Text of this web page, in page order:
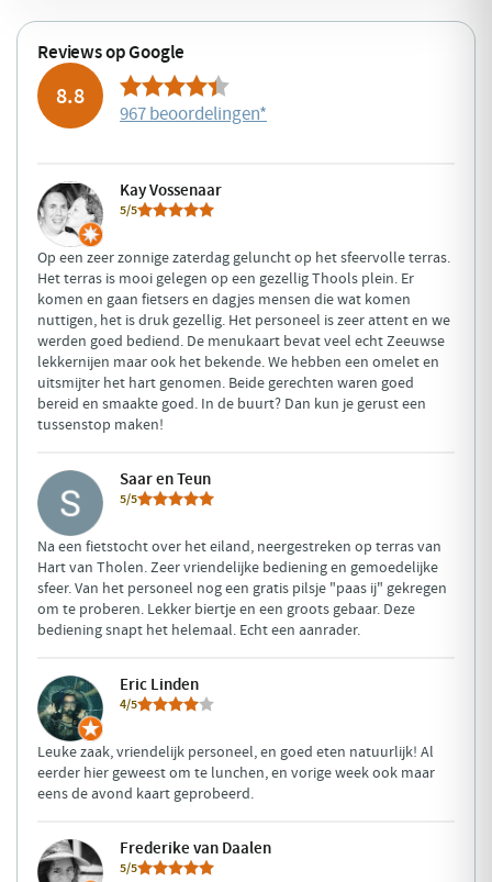
Reviews op Google
8.8
967 beoordelingen*
Kay Vossenaar
5/5
Op een zeer zonnige zaterdag geluncht op het sfeervolle terras.
Het terras is mooi gelegen op een gezellig Thools plein. Er
komen en gaan fietsers en dagjes mensen die wat komen
nuttigen, het is druk gezellig. Het personeel is zeer attent en we
werden goed bediend. De menukaart bevat veel echt Zeeuwse
lekkernijen maar ook het bekende. We hebben een omelet en
uitsmijter het hart genomen. Beide gerechten waren goed
bereid en smaakte goed. In de buurt? Dan kun je gerust een
tussenstop maken!
Saar en Teun
5/5
Na een fietstocht over het eiland, neergestreken op terras van
Hart van Tholen. Zeer vriendelijke bediening en gemoedelijke
sfeer. Van het personeel nog een gratis pilsje "paas ij" gekregen
om te proberen. Lekker biertje en een groots gebaar. Deze
bediening snapt het helemaal. Echt een aanrader.
Eric Linden
4/5
Leuke zaak, vriendelijk personeel, en goed eten natuurlijk! Al
eerder hier geweest om te lunchen, en vorige week ook maar
eens de avond kaart geprobeerd.
Frederike van Daalen
5/5